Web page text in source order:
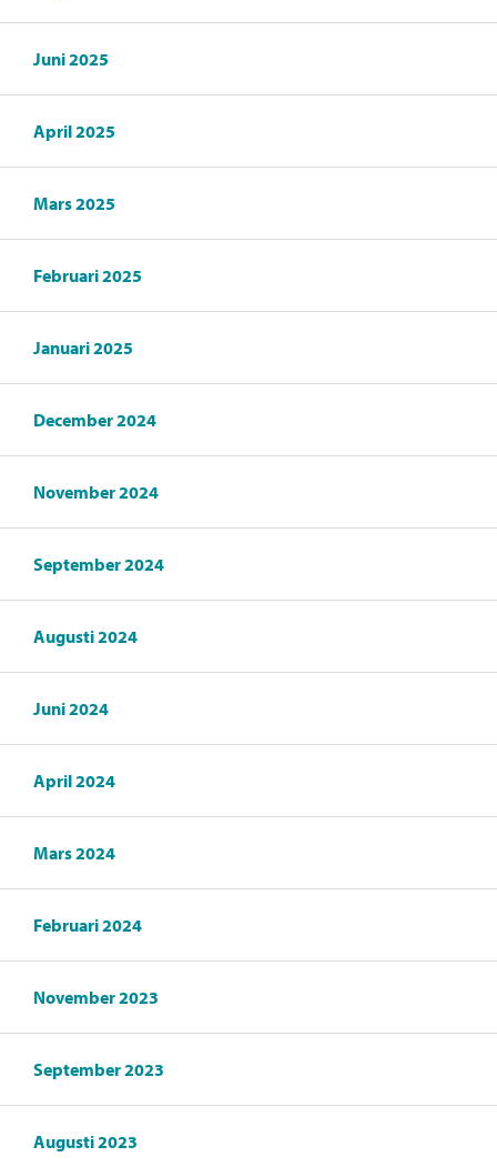
Juni 2025
April 2025
Mars 2025
Februari 2025
Januari 2025
December 2024
November 2024
September 2024
Augusti 2024
Juni 2024
April 2024
Mars 2024
Februari 2024
November 2023
September 2023
Augusti 2023